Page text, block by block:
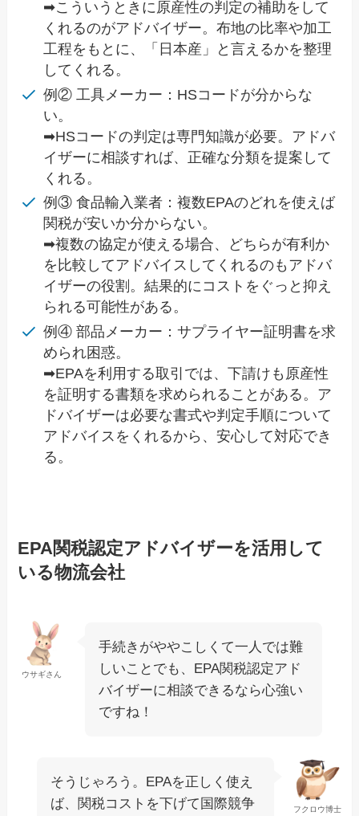
➡こういうときに原産性の判定の補助をして
くれるのがアドバイザー。布地の比率や加工
工程をもとに、「日本産」と言えるかを整理
してくれる。
例② 工具メーカー：HSコードが分からな
い。
➡HSコードの判定は専門知識が必要。アドバ
イザーに相談すれば、正確な分類を提案して
くれる。
例③ 食品輸入業者：複数EPAのどれを使えば
関税が安いか分からない。
➡複数の協定が使える場合、どちらが有利か
を比較してアドバイスしてくれるのもアドバ
イザーの役割。結果的にコストをぐっと抑え
られる可能性がある。
例④ 部品メーカー：サプライヤー証明書を求
められ困惑。
➡EPAを利用する取引では、下請けも原産性
を証明する書類を求められることがある。ア
ドバイザーは必要な書式や判定手順について
アドバイスをくれるから、安心して対応でき
る。
EPA関税認定アドバイザーを活用して
いる物流会社
ウサギさん
手続きがややこしくて一人では難
しいことでも、EPA関税認定アド
バイザーに相談できるなら心強い
ですね！
フクロウ博士
そうじゃろう。EPAを正しく使え
ば、関税コストを下げて国際競争